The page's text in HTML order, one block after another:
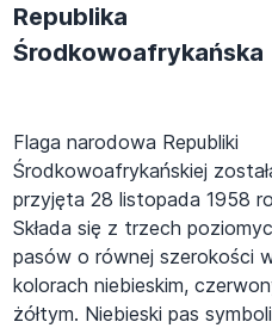
Republika
Środkowoafrykańska
Flaga narodowa Republiki
Środkowoafrykańskiej
przyjęta 28 listopada 1958
Składa się z trzech
pasów o równej szerokości
kolorach niebieskim,
żółtym. Niebieski pas